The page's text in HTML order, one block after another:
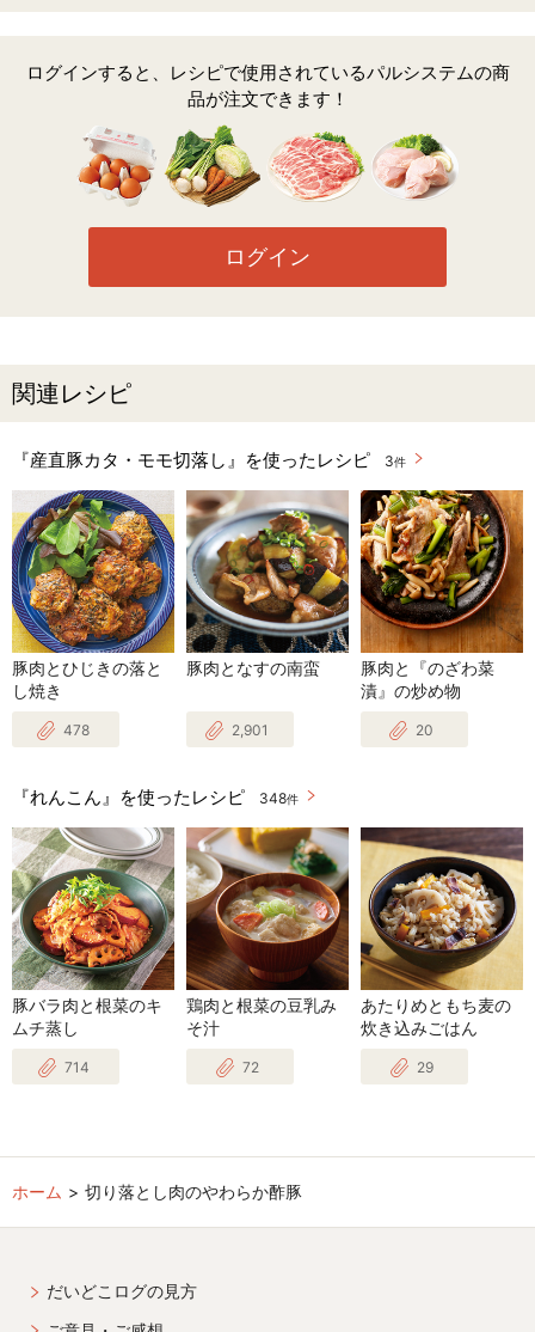
ログインすると、レシピで使用されているパルシステムの商
品が注文できます！
ログイン
関連レシピ
『産直豚カタ・モモ切落し』を使ったレシピ 3件
豚肉とひじきの落と
し焼き
478
豚肉となすの南蛮
2,901
豚肉と『のざわ菜
漬』の炒め物
20
『れんこん』を使ったレシピ 348件
豚バラ肉と根菜のキ
ムチ蒸し
714
鶏肉と根菜の豆乳み
そ汁
72
あたりめともち麦の
炊き込みごはん
29
ホーム 切り落とし肉のやわらか酢豚
だいどこログの見方